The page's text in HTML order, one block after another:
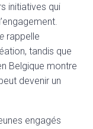
initiatives qui
rappelle
tandis que
Belgique montre
devenir un
engagés